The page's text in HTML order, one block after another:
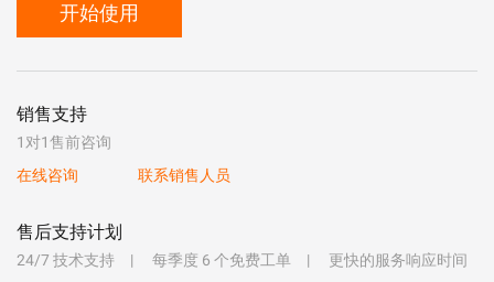
开始使用
销售支持
1对1售前咨询
在线咨询
联系销售人员
售后支持计划
24/7 技术支持 每季度 6 个免费工单
更快的服务响应时间